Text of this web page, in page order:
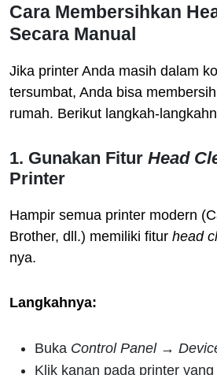
Cara Membersihkan
Secara Manual
Jika printer Anda masih dalam
tersumbat, Anda bisa
rumah. Berikut langkah-
1. Gunakan Fitur Head
Printer
Hampir semua printer modern
Brother, dll.) memiliki fitur head
nya.
Langkahnya:
Buka Control Panel→
Klik kanan pada printer